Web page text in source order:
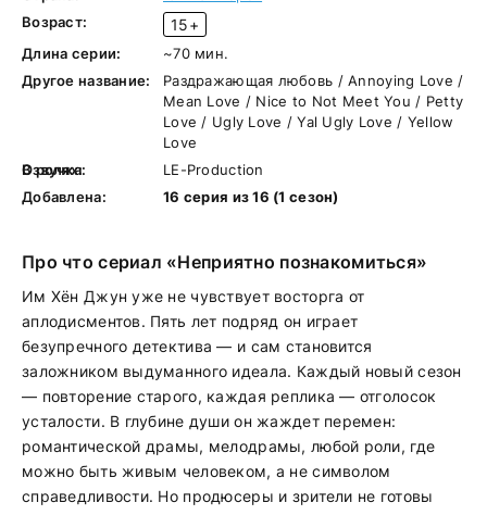
Возраст:
15+
Длина серии:
~70 мин.
Другое название:
Раздражающая любовь / Annoying Love /
Mean Love / Nice to Not Meet You / Petty
Love / Ugly Love / Yal Ugly Love / Yellow
Love
В ролях:
Озвучка:
LE-Production
Добавлена:
16 серия из 16 (1 сезон)
Про что сериал «Неприятно познакомиться»
Им Хён Джун уже не чувствует восторга от
аплодисментов. Пять лет подряд он играет
безупречного детектива — и сам становится
заложником выдуманного идеала. Каждый новый сезон
— повторение старого, каждая реплика — отголосок
усталости. В глубине души он жаждет перемен:
романтической драмы, мелодрамы, любой роли, где
можно быть живым человеком, а не символом
справедливости. Но продюсеры и зрители не готовы